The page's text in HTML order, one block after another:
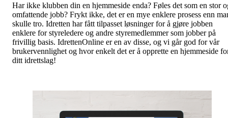
Har ikke klubben din en hjemmeside enda? Føles det som en stor
omfattende jobb? Frykt ikke, det er en mye enklere prosess enn
skulle tro. Idretten har fått tilpasset løsninger for å gjøre jobben
enklere for styreledere og andre styremedlemmer som jobber på
frivillig basis. IdrettenOnline er en av disse, og vi går god for vår
brukervennlighet og hvor enkelt det er å opprette en hjemmeside
ditt idrettslag!